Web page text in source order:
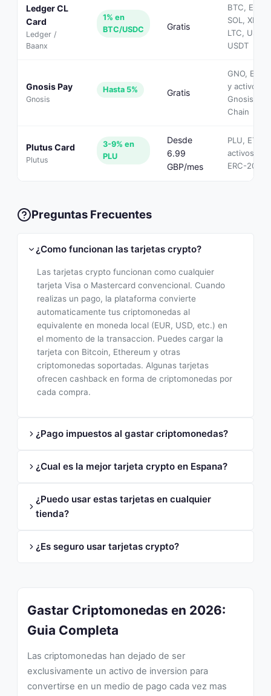
Ledger CL
Card
Ledger /
Baanx
1% en
BTC/USDC
Gratis
BTC, ETH,
SOL, XRP,
LTC, USDC,
USDT
Gnosis Pay
Gnosis
Hasta 5% Gratis
GNO, EURe
y activos
Gnosis
Chain
Plutus Card
Plutus
3-9% en
PLU
Desde
6.99
GBP/mes
PLU, ETH y
activos
ERC-20
Preguntas Frecuentes
¿Como funcionan las tarjetas crypto?
Las tarjetas crypto funcionan como cualquier
tarjeta Visa o Mastercard convencional. Cuando
realizas un pago, la plataforma convierte
automaticamente tus criptomonedas al
equivalente en moneda local (EUR, USD, etc.) en
el momento de la transaccion. Puedes cargar la
tarjeta con Bitcoin, Ethereum y otras
criptomonedas soportadas. Algunas tarjetas
ofrecen cashback en forma de criptomonedas por
cada compra.
¿Pago impuestos al gastar criptomonedas?
¿Cual es la mejor tarjeta crypto en Espana?
¿Puedo usar estas tarjetas en cualquier
tienda?
¿Es seguro usar tarjetas crypto?
Gastar Criptomonedas en 2026:
Guia Completa
Las criptomonedas han dejado de ser
exclusivamente un activo de inversion para
convertirse en un medio de pago cada vez mas